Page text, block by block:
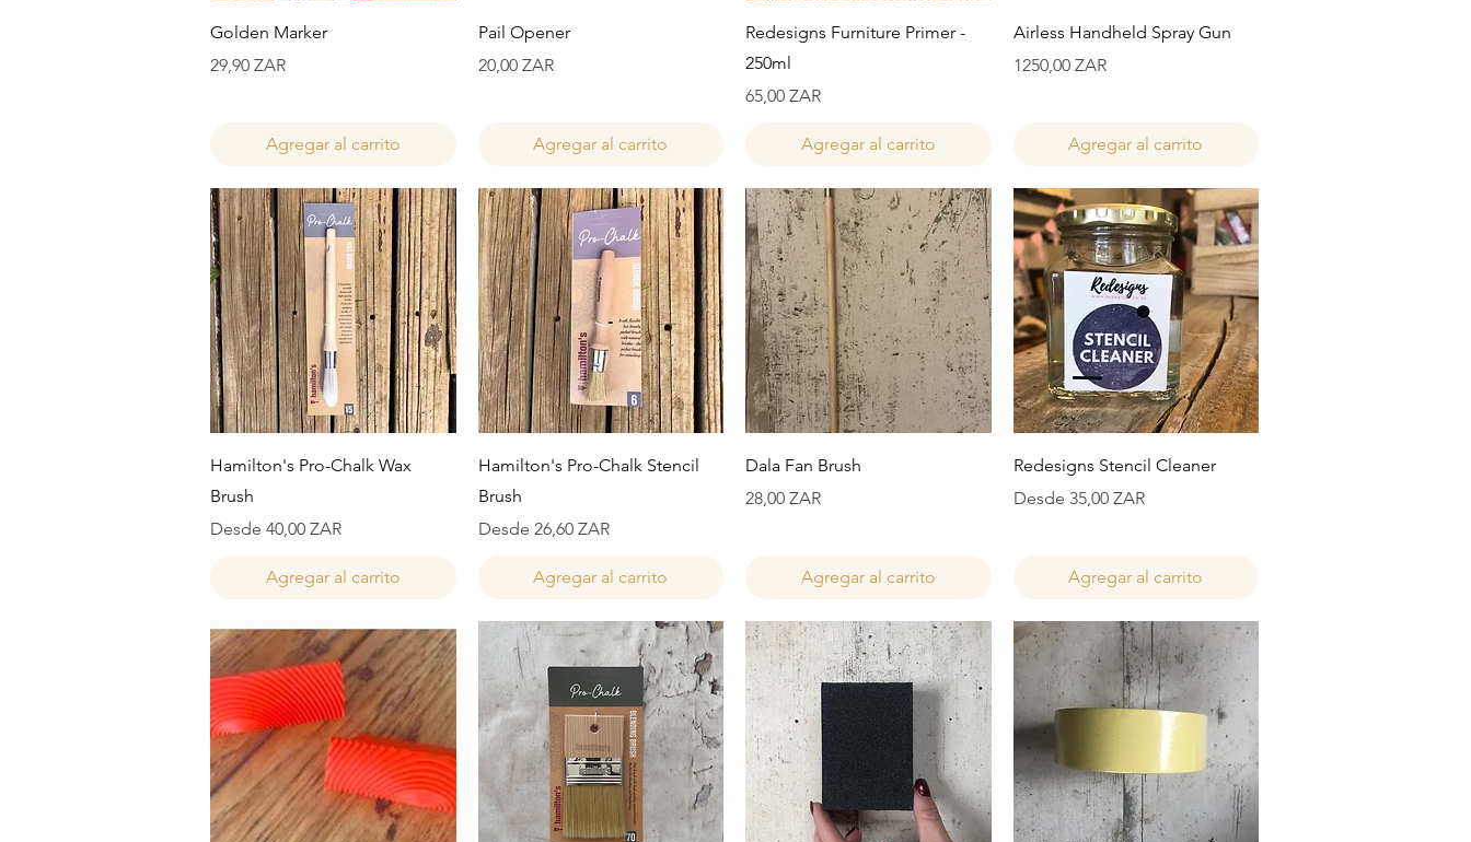
Vista rápida
Golden Marker
Precio
29,90 ZAR
Agregar al carrito
Vista rápida
Pail Opener
Precio
20,00 ZAR
Agregar al carrito
Vista rápida
Redesigns Furniture Primer -
250ml
Precio
65,00 ZAR
Agregar al carrito
Vista rápida
Airless Handheld Spray Gun
Precio
1250,00 ZAR
Agregar al carrito
Vista rápida
Hamilton's Pro-Chalk Wax
Brush
Desde 40,00 ZAR
Precio de oferta
Agregar al carrito
Vista rápida
Hamilton's Pro-Chalk Stencil
Brush
Desde 26,60 ZAR
Precio de oferta
Agregar al carrito
Vista rápida
Dala Fan Brush
Precio
28,00 ZAR
Agregar al carrito
Vista rápida
Redesigns Stencil Cleaner
Desde 35,00 ZAR
Precio de oferta
Agregar al carrito